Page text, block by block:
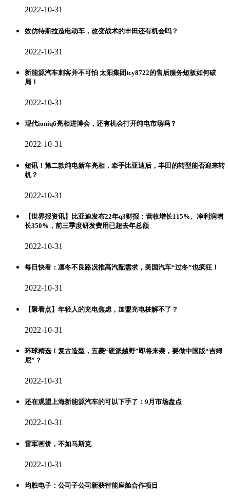
2022-10-31
效仿特斯拉造电动车，改变战术的丰田还有机会吗？
2022-10-31
新能源汽车刺客并不可怕 太阳集团tcy8722的售后服务短板如何破
局！
2022-10-31
现代ioniq6亮相进博会，还有机会打开纯电市场吗？
2022-10-31
短讯！第二款纯电新车亮相，牵手比亚迪后，丰田的转型能否迎来转
机？
2022-10-31
【世界报资讯】比亚迪发布22年q3财报：营收增长115%、净利润增
长350%，前三季度研发费用已超去年总额
2022-10-31
每日快看：凛冬不良路况推高汽配需求，美国汽车“过冬”也疯狂！
2022-10-31
【聚看点】年轻人的充电焦虑，加盟充电桩解不了？
2022-10-31
环球精选！复古造型，五菱“硬派越野”即将来袭，要做中国版“吉姆
尼”？
2022-10-31
还在观望上海新能源汽车的可以下手了：9月市场盘点
2022-10-31
雷军画饼，不如马斯克
2022-10-31
均胜电子：公司子公司新获智能座舱合作项目